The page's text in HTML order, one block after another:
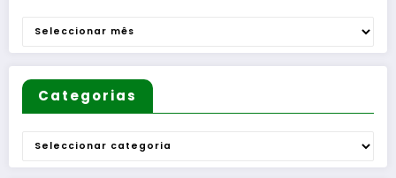
Arquivo
Categorias
Categorias